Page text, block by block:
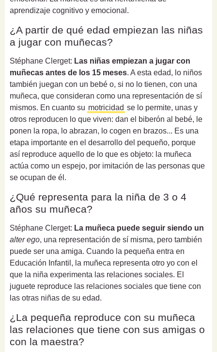
aprendizaje cognitivo y emocional.
¿A partir de qué edad empiezan las niñas
a jugar con muñecas?
Stéphane Clerget: Las niñas empiezan a jugar con
muñecas antes de los 15 meses. A esta edad, lo niños
también juegan con un bebé o, si no lo tienen, con una
muñeca, que consideran como una representación de sí
mismos. En cuanto su motricidad se lo permite, unas y
otros reproducen lo que viven: dan el biberón al bebé, le
ponen la ropa, lo abrazan, lo cogen en brazos... Es una
etapa importante en el desarrollo del pequeño, porque
así reproduce aquello de lo que es objeto: la muñeca
actúa como un espejo, por imitación de las personas que
se ocupan de él.
¿Qué representa para la niña de 3 o 4
años su muñeca?
Stéphane Clerget: La muñeca puede seguir siendo un
alter ego, una representación de sí misma, pero también
puede ser una amiga. Cuando la pequeña entra en
Educación Infantil, la muñeca representa otro yo con el
que la niña experimenta las relaciones sociales. El
juguete reproduce las relaciones sociales que tiene con
las otras niñas de su edad.
¿La pequeña reproduce con su muñeca
las relaciones que tiene con sus amigas o
con la maestra?